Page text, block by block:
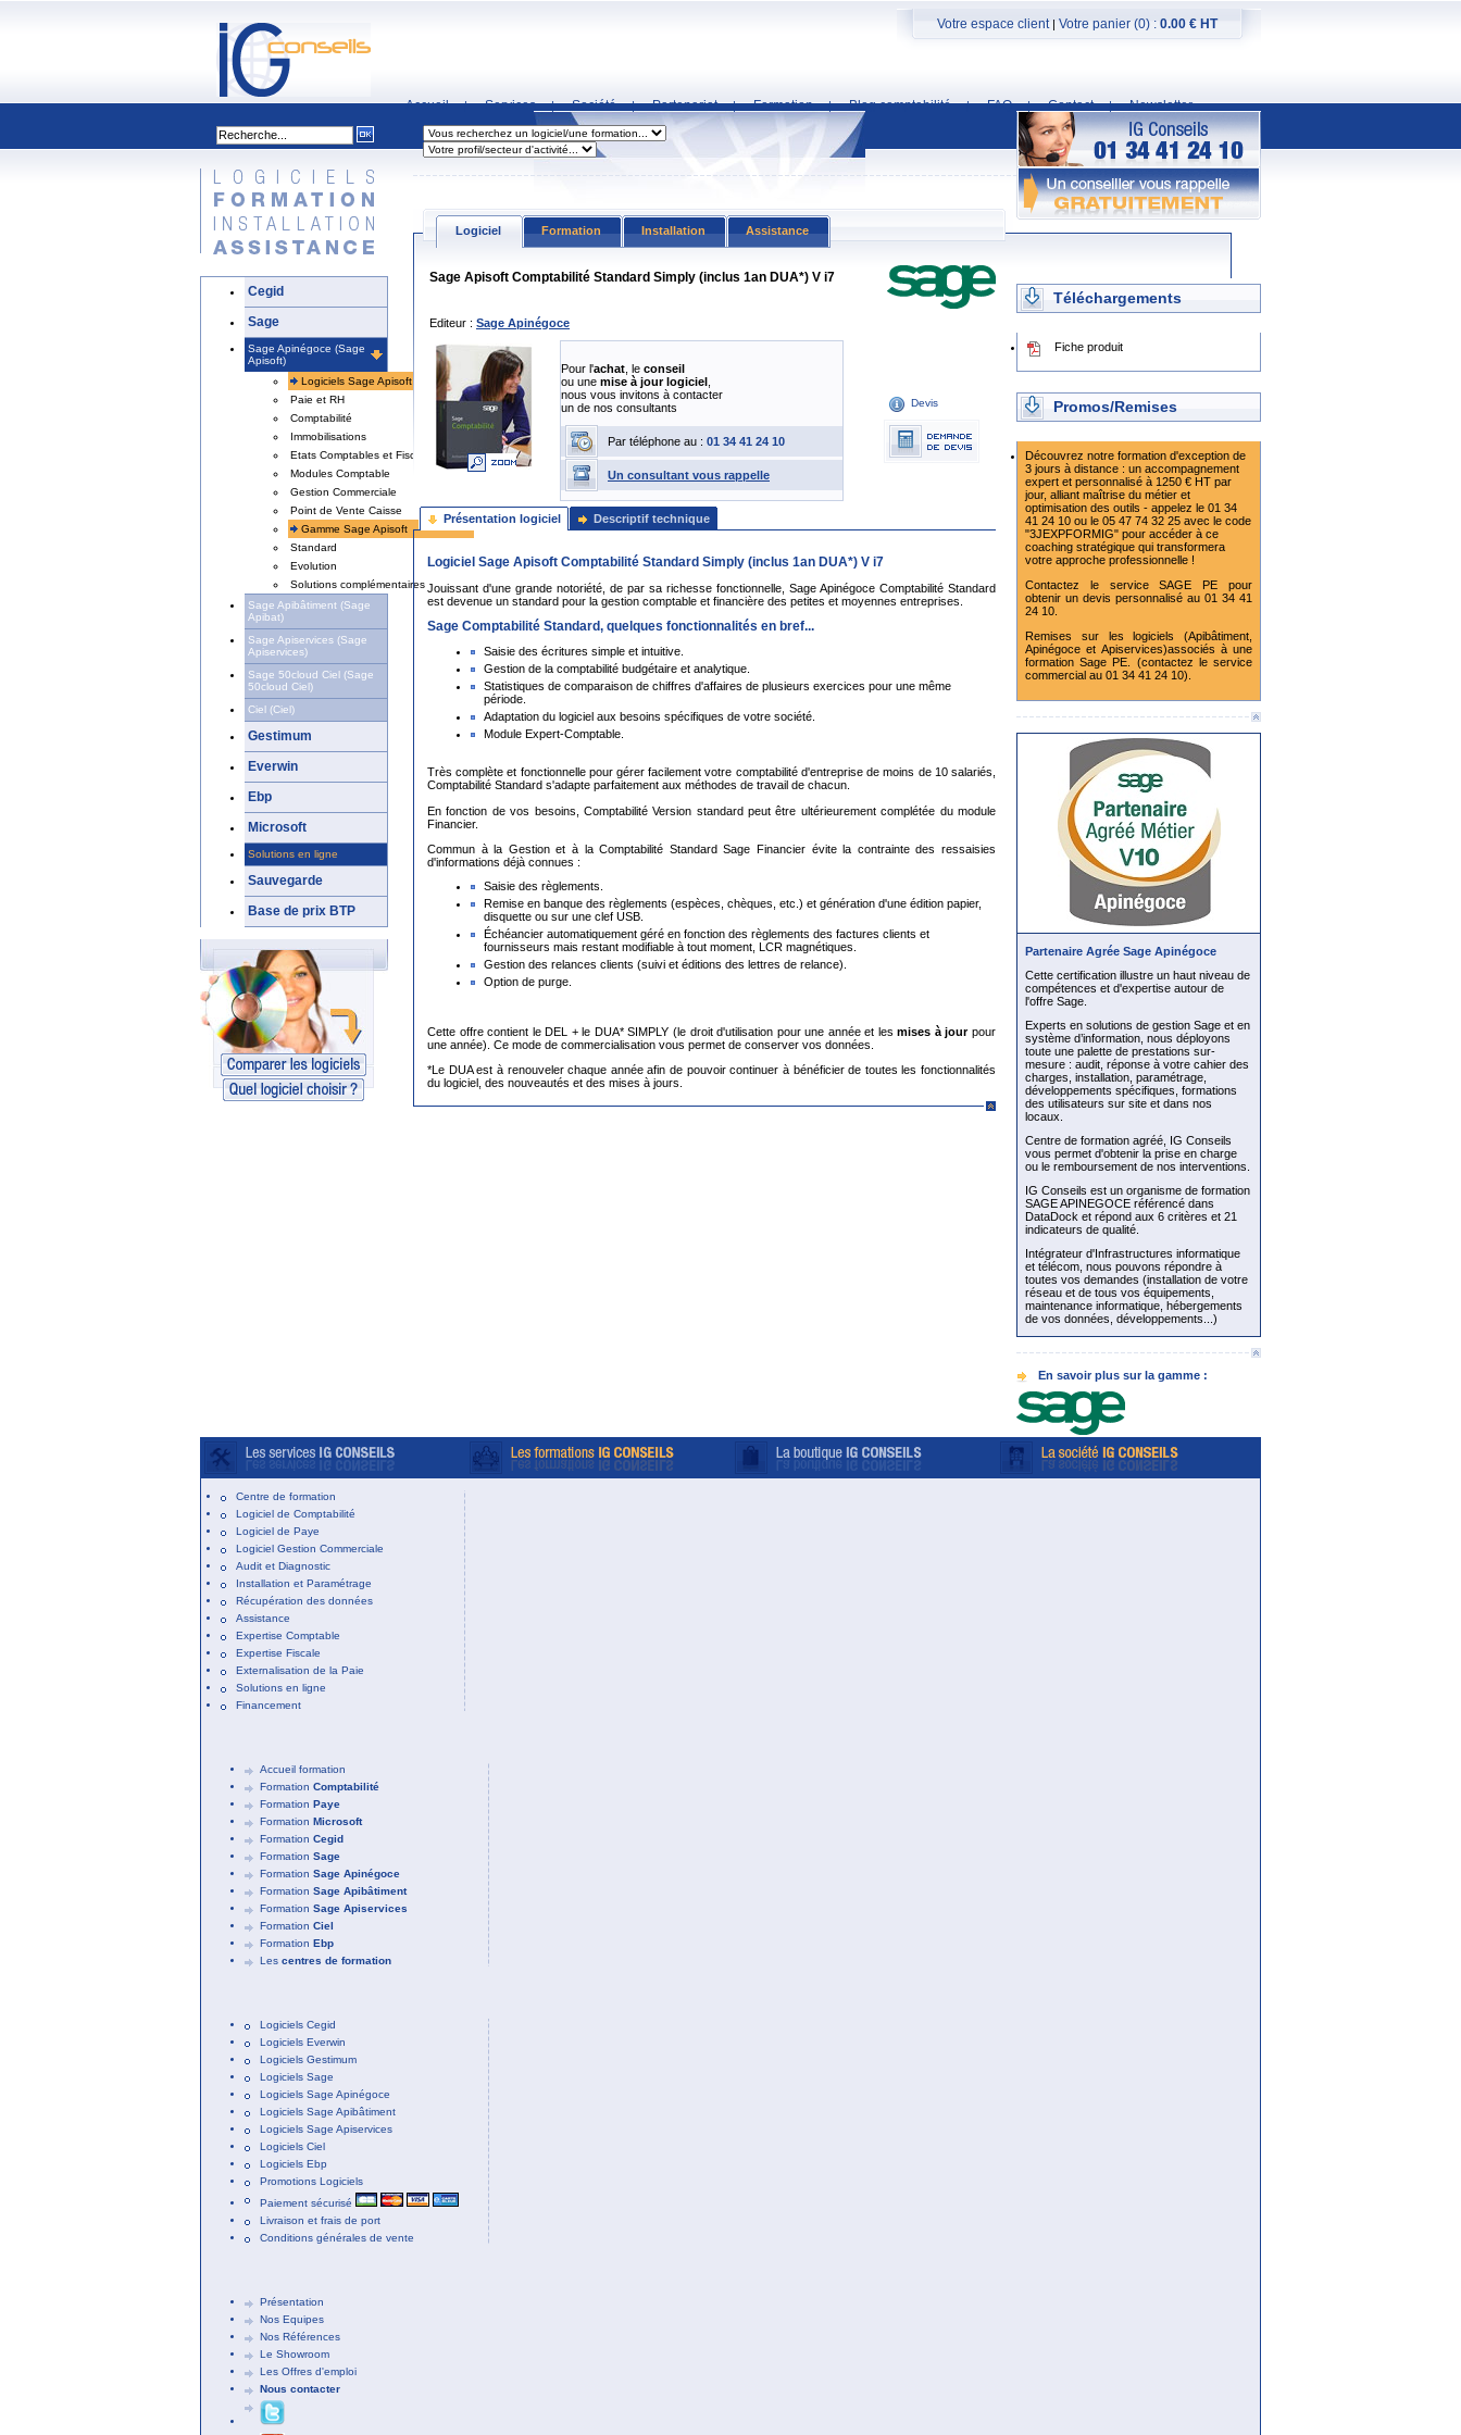
Accueil | Services | Société | Partenariat | Formation | Blog comptabilité | FAQ | Contact | Newsletter
Votre espace client| Votre panier (0) : 0.00 € HT
Cegid
Sage
Sage Apinégoce (Sage
Apisoft)
Logiciels Sage Apisoft
Paie et RH
Comptabilité
Immobilisations
Etats Comptables et Fiscaux
Modules Comptable
Gestion Commerciale
Point de Vente Caisse
Gamme Sage Apisoft
Standard
Evolution
Solutions complémentaires
Sage Apibâtiment (Sage
Apibat)
Sage Apiservices (Sage
Apiservices)
Sage 50cloud Ciel (Sage
50cloud Ciel)
Ciel (Ciel)
Gestimum
Everwin
Ebp
Microsoft
Solutions en ligne
Sauvegarde
Base de prix BTP
Logiciel Formation Installation Assistance
Sage Apisoft Comptabilité Standard Simply (inclus 1an DUA*) V i7
Editeur : Sage Apinégoce
Pour l'achat , le conseil
ou une mise à jour logiciel
nous vous invitons à contacter
un de nos consultants
Par téléphone au : 01 34 41 24 10
Un consultant vous rappelle
Devis
Présentation logiciel Descriptif technique
Logiciel Sage Apisoft Comptabilité Standard Simply (inclus 1an DUA*) V i7
Jouissant d'une grande notoriété, de par sa richesse fonctionnelle, Sage Apinégoce Comptabilité Standard
est devenue un standard pour la gestion comptable et financière des petites et moyennes entreprises.
Sage Comptabilité Standard, quelques fonctionnalités en bref...
Saisie des écritures simple et intuitive.
Gestion de la comptabilité budgétaire et analytique.
Statistiques de comparaison de chiffres d'affaires de plusieurs exercices pour une même
période.
Adaptation du logiciel aux besoins spécifiques de votre société.
Module Expert-Comptable.
Très complète et fonctionnelle pour gérer facilement votre comptabilité d'entreprise de moins de 10 salariés,
Comptabilité Standard s'adapte parfaitement aux méthodes de travail de chacun.
En fonction de vos besoins, Comptabilité Version standard peut être ultérieurement complétée du module
Financier.
Commun à la Gestion et à la Comptabilité Standard Sage Financier évite la contrainte des ressaisies
d'informations déjà connues :
Saisie des règlements.
Remise en banque des règlements (espèces, chèques, etc.) et génération d'une édition papier,
disquette ou sur une clef USB.
Échéancier automatiquement géré en fonction des règlements des factures clients et
fournisseurs mais restant modifiable à tout moment, LCR magnétiques.
Gestion des relances clients (suivi et éditions des lettres de relance).
Option de purge.
Cette offre contient le DEL + le DUA* SIMPLY (le droit d'utilisation pour une année et lesmises à jourpour
une année). Ce mode de commercialisation vous permet de conserver vos données.
*Le DUA est à renouveler chaque année afin de pouvoir continuer à bénéficier de toutes les fonctionnalités
du logiciel, des nouveautés et des mises à jours.
Téléchargements
Fiche produit
Promos/Remises
Découvrez notre formation d'exception de
3 jours à distance : un accompagnement
expert et personnalisé à 1250 € HT par
jour, alliant maîtrise du métier et
optimisation des outils - appelez le 01 34
41 24 10 ou le 05 47 74 32 25 avec le code
"3JEXPFORMIG" pour accéder à ce
coaching stratégique qui transformera
votre approche professionnelle !
Contactez le service SAGE PE pour
obtenir un devis personnalisé au 01 34 41
24 10.
Remises sur les logiciels (Apibâtiment,
Apinégoce et Apiservices)associés à une
formation Sage PE. (contactez le service
commercial au 01 34 41 24 10).
Partenaire Agrée Sage Apinégoce
Cette certification illustre un haut niveau de
compétences et d'expertise autour de
l'offre Sage.
Experts en solutions de gestion Sage et en
système d’information, nous déployons
toute une palette de prestations sur-
mesure : audit, réponse à votre cahier des
charges, installation, paramétrage,
développements spécifiques, formations
des utilisateurs sur site et dans nos
locaux.
Centre de formation agréé, IG Conseils
vous permet d'obtenir la prise en charge
ou le remboursement de nos interventions.
IG Conseils est un organisme de formation
SAGE APINEGOCE référencé dans
DataDock et répond aux 6 critères et 21
indicateurs de qualité.
Intégrateur d'Infrastructures informatique
et télécom, nous pouvons répondre à
toutes vos demandes (installation de votre
réseau et de tous vos équipements,
maintenance informatique, hébergements
de vos données, développements...)
En savoir plus sur la gamme :
Centre de formation
Logiciel de Comptabilité
Logiciel de Paye
Logiciel Gestion Commerciale
Audit et Diagnostic
Installation et Paramétrage
Récupération des données
Assistance
Expertise Comptable
Expertise Fiscale
Externalisation de la Paie
Solutions en ligne
Financement
Accueil formation
Formation Comptabilité
Formation Paye
Formation Microsoft
Formation Cegid
Formation Sage
Formation Sage Apinégoce
Formation Sage Apibâtiment
Formation Sage Apiservices
Formation Ciel
Formation Ebp
Les centres de formation
Logiciels Cegid
Logiciels Everwin
Logiciels Gestimum
Logiciels Sage
Logiciels Sage Apinégoce
Logiciels Sage Apibâtiment
Logiciels Sage Apiservices
Logiciels Ciel
Logiciels Ebp
Promotions Logiciels
Paiement sécurisé
Livraison et frais de port
Conditions générales de vente
Présentation
Nos Equipes
Nos Références
Le Showroom
Les Offres d'emploi
Nous contacter